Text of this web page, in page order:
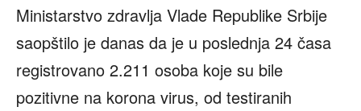
Ministarstvo zdravlja Vlade Republike Srbije
saopštilo je danas da je u poslednja 24 časa
registrovano 2.211 osoba koje su bile
pozitivne na korona virus, od testiranih